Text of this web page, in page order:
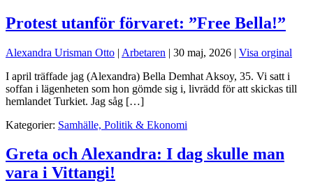
Protest utanför förvaret: ”Free Bella!”
Alexandra Urisman Otto | Arbetaren | 30 maj, 2026 | Visa orginal
I april träffade jag (Alexandra) Bella Demhat Aksoy, 35. Vi satt i
soffan i lägenheten som hon gömde sig i, livrädd för att skickas till
hemlandet Turkiet. Jag såg […]
Kategorier: Samhälle, Politik & Ekonomi
Greta och Alexandra: I dag skulle man
vara i Vittangi!